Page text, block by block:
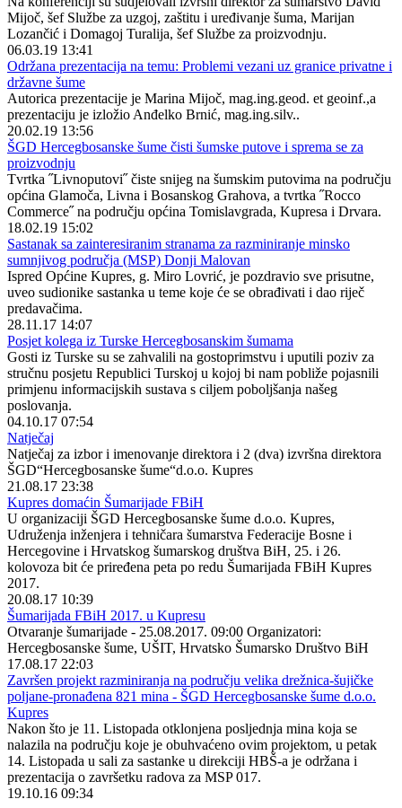
Mijoč, šef Službe za uzgoj, zaštitu i uređivanje šuma, Marijan
Lozančić i Domagoj Turalija, šef Službe za proizvodnju.
06.03.19 13:41
Održana prezentacija na temu: Problemi vezani uz granice privatne i
državne šume
Autorica prezentacije je Marina Mijoč, mag.ing.geod. et geoinf.,a
prezentaciju je izložio Anđelko Brnić, mag.ing.silv..
20.02.19 13:56
ŠGD Hercegbosanske šume čisti šumske putove i sprema se za
proizvodnju
Tvrtka ˝Livnoputovi˝ čiste snijeg na šumskim putovima na području
općina Glamoča, Livna i Bosanskog Grahova, a tvrtka ˝Rocco
Commerce˝ na području općina Tomislavgrada, Kupresa i Drvara.
18.02.19 15:02
Sastanak sa zainteresiranim stranama za razminiranje minsko
sumnjivog područja (MSP) Donji Malovan
Ispred Općine Kupres, g. Miro Lovrić, je pozdravio sve prisutne,
uveo sudionike sastanka u teme koje će se obrađivati i dao riječ
predavačima.
28.11.17 14:07
Posjet kolega iz Turske Hercegbosanskim šumama
Gosti iz Turske su se zahvalili na gostoprimstvu i uputili poziv za
stručnu posjetu Republici Turskoj u kojoj bi nam pobliže pojasnili
primjenu informacijskih sustava s ciljem poboljšanja našeg
poslovanja.
04.10.17 07:54
Natječaj
Natječaj za izbor i imenovanje direktora i 2 (dva) izvršna direktora
ŠGD“Hercegbosanske šume“d.o.o. Kupres
21.08.17 23:38
Kupres domaćin Šumarijade FBiH
U organizaciji ŠGD Hercegbosanske šume d.o.o. Kupres,
Udruženja inženjera i tehničara šumarstva Federacije Bosne i
Hercegovine i Hrvatskog šumarskog društva BiH, 25. i 26.
kolovoza bit će priređena peta po redu Šumarijada FBiH Kupres
2017.
20.08.17 10:39
Šumarijada FBiH 2017. u Kupresu
Otvaranje šumarijade - 25.08.2017. 09:00 Organizatori:
Hercegbosanske šume, UŠIT, Hrvatsko Šumarsko Društvo BiH
17.08.17 22:03
Završen projekt razminiranja na području velika drežnica-šujičke
poljane-pronađena 821 mina - ŠGD Hercegbosanske šume d.o.o.
Kupres
Nakon što je 11. Listopada otklonjena posljednja mina koja se
nalazila na području koje je obuhvaćeno ovim projektom, u petak
14. Listopada u sali za sastanke u direkciji HBŠ-a je održana i
prezentacija o završetku radova za MSP 017.
19.10.16 09:34